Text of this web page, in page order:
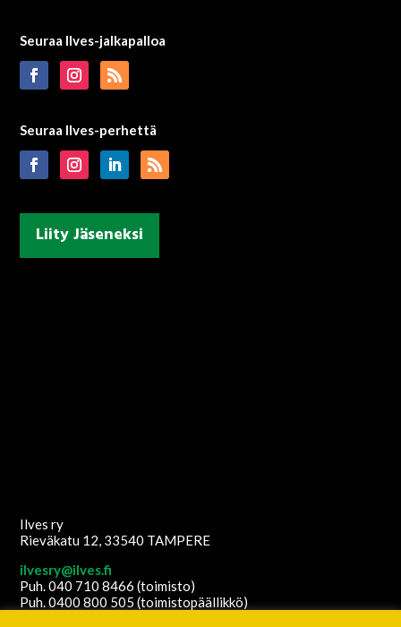
Seuraa Ilves-jalkapalloa
Seuraa Ilves-perhettä
Liity Jäseneksi
Ilves ry
Rieväkatu 12, 33540 TAMPERE
ilvesry@ilves.fi
Puh. 040 710 8466 (toimisto)
Puh. 0400 800 505 (toimistopäällikkö)